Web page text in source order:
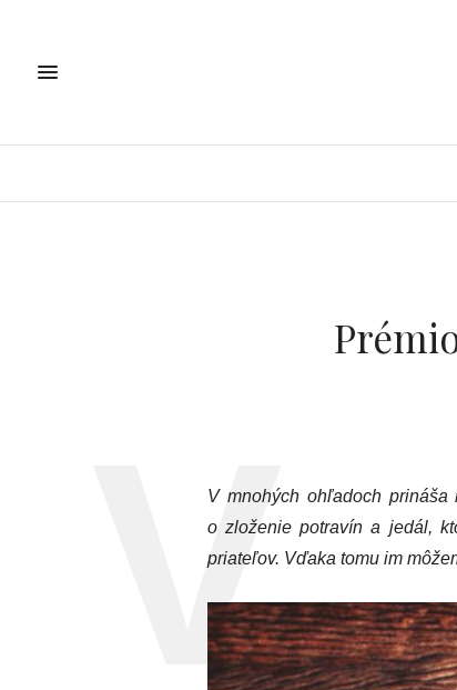
V mnohých ohľadoch
o zloženie potravín a jedál,
priateľov. Vďaka tomu im